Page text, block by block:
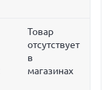
Товар
отсутствует
в
магазинах